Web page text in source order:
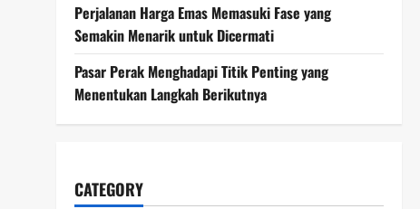
Perjalanan Harga Emas Memasuki Fase yang
Semakin Menarik untuk Dicermati
Pasar Perak Menghadapi Titik Penting yang
Menentukan Langkah Berikutnya
CATEGORY